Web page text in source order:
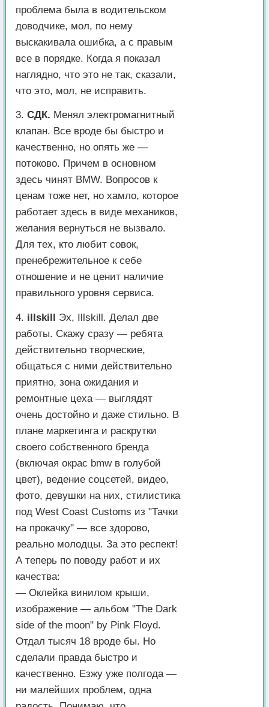
проблема была в водительском
доводчике, мол, по нему
выскакивала ошибка, а с правым
все в порядке. Когда я показал
наглядно, что это не так, сказали,
что это, мол, не исправить.
3. СДК. Менял электромагнитный
клапан. Все вроде бы быстро и
качественно, но опять же —
потоково. Причем в основном
здесь чинят BMW. Вопросов к
ценам тоже нет, но хамло, которое
работает здесь в виде механиков,
желания вернуться не вызвало.
Для тех, кто любит совок,
пренебрежительное к себе
отношение и не ценит наличие
правильного уровня сервиса.
4. illskill Эх, Illskill. Делал две
работы. Скажу сразу — ребята
действительно творческие,
общаться с ними действительно
приятно, зона ожидания и
ремонтные цеха — выглядят
очень достойно и даже стильно. В
плане маркетинга и раскрутки
своего собственного бренда
(включая окрас bmw в голубой
цвет), ведение соцсетей, видео,
фото, девушки на них, стилистика
под West Coast Customs из "Тачки
на прокачку" — все здорово,
реально молодцы. За это респект!
А теперь по поводу работ и их
качества:
— Оклейка винилом крыши,
изображение — альбом "The Dark
side of the moon" by Pink Floyd.
Отдал тысяч 18 вроде бы. Но
сделали правда быстро и
качественно. Езжу уже полгода —
ни малейших проблем, одна